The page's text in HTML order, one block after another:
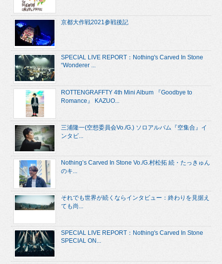
京都大作戦2021参戦後記
SPECIAL LIVE REPORT：Nothing's Carved In Stone
“Wonderer ...
ROTTENGRAFFTY 4th Mini Album 『Goodbye to
Romance』 KAZUO...
三浦隆一(空想委員会Vo./G.) ソロアルバム『空集合』イ
ンタビ...
Nothing’s Carved In Stone Vo./G.村松拓 続・たっきゅん
のキ...
それでも世界が続くならインタビュー：終わりを見据え
ても尚...
SPECIAL LIVE REPORT：Nothing's Carved In Stone
SPECIAL ON...